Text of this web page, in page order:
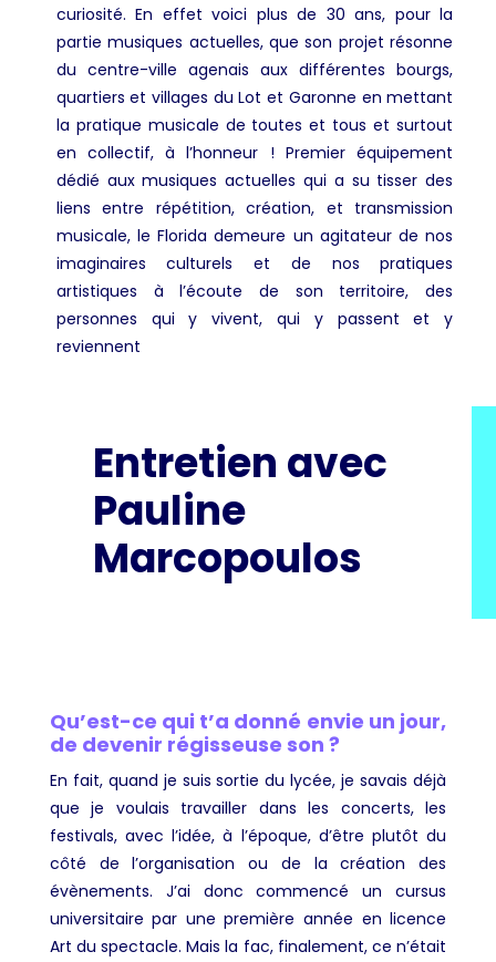
curiosité. En effet voici plus de 30 ans, pour la
partie musiques actuelles, que son projet résonne
du centre-ville agenais aux différentes bourgs,
quartiers et villages du Lot et Garonne en mettant
la pratique musicale de toutes et tous et surtout
en collectif, à l’honneur ! Premier équipement
dédié aux musiques actuelles qui a su tisser des
liens entre répétition, création, et transmission
musicale, le Florida demeure un agitateur de nos
imaginaires culturels et de nos pratiques
artistiques à l’écoute de son territoire, des
personnes qui y vivent, qui y passent et y
reviennent
Entretien avec
Pauline
Marcopoulos
Qu’est-ce qui t’a donné envie un jour,
de devenir régisseuse son ?
En fait, quand je suis sortie du lycée, je savais déjà
que je voulais travailler dans les concerts, les
festivals, avec l’idée, à l’époque, d’être plutôt du
côté de l’organisation ou de la création des
évènements. J’ai donc commencé un cursus
universitaire par une première année en licence
Art du spectacle. Mais la fac, finalement, ce n’était